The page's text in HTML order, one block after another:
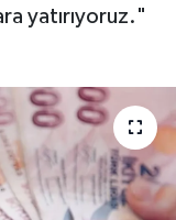
yatırıyoruz."